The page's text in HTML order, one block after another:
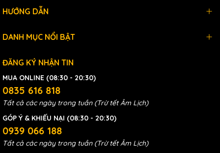
HƯỚNG DẪN
DANH MỤC NỔI BẬT
ĐĂNG KÝ NHẬN TIN
MUA ONLINE (08:30 - 20:30)
0835 616 818
Tất cả các ngày trong tuần (Trừ tết Âm Lịch)
GÓP Ý & KHIẾU NẠI (08:30 - 20:30)
0939 066 188
Tất cả các ngày trong tuần (Trừ tết Âm Lịch)